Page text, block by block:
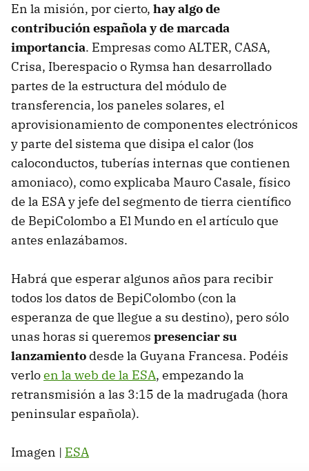
En la misión, por cierto, hay algo de
contribución española y de marcada
importancia. Empresas como ALTER, CASA,
Crisa, Iberespacio o Rymsa han desarrollado
partes de la estructura del módulo de
transferencia, los paneles solares, el
aprovisionamiento de componentes electrónicos
y parte del sistema que disipa el calor (los
caloconductos, tuberías internas que contienen
amoniaco), como explicaba Mauro Casale, físico
de la ESA y jefe del segmento de tierra científico
de BepiColombo a El Mundo en el artículo que
antes enlazábamos.
Habrá que esperar algunos años para recibir
todos los datos de BepiColombo (con la
esperanza de que llegue a su destino), pero sólo
unas horas si queremos presenciar su
lanzamiento desde la Guyana Francesa. Podéis
verloen la web de la ESA, empezando la
retransmisión a las 3:15 de la madrugada (hora
peninsular española).
Imagen | ESA